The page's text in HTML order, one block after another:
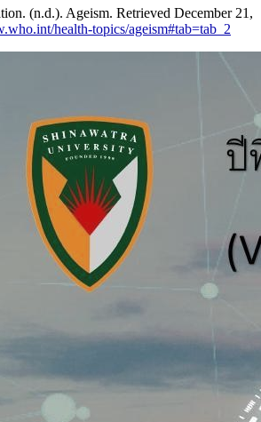
(n.d.). Ageism. Retrieved December 21,
health-topics/ageism#tab=tab_2